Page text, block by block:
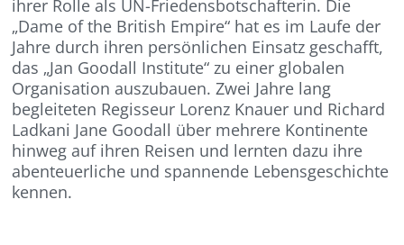
ihrer Rolle als UN-Friedensbotschafterin. Die
„Dame of the British Empire“ hat es im Laufe der
Jahre durch ihren persönlichen Einsatz geschafft,
das „Jan Goodall Institute“ zu einer globalen
Organisation auszubauen. Zwei Jahre lang
begleiteten Regisseur Lorenz Knauer und Richard
Ladkani Jane Goodall über mehrere Kontinente
hinweg auf ihren Reisen und lernten dazu ihre
abenteuerliche und spannende Lebensgeschichte
kennen.